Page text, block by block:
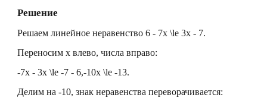
Решение
Решаем линейное неравенство 6 - 7x \le 3x - 7.
Переносим x влево, числа вправо:
-7x - 3x \le -7 - 6,-10x \le -13.
Делим на -10, знак неравенства переворачивается: